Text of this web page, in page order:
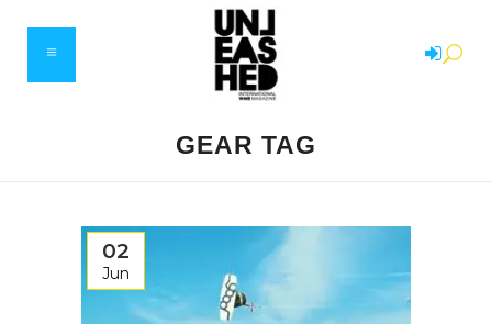
GEAR TAG
02
Jun